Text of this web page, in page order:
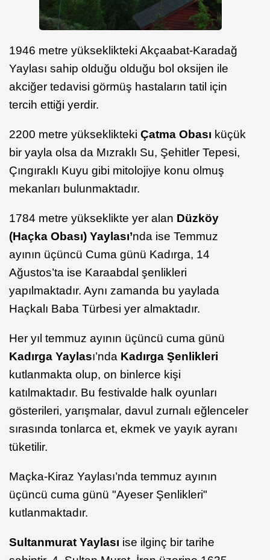
1946 metre yükseklikteki Akçaabat-Karadağ
Yaylası sahip olduğu olduğu bol oksijen ile
akciğer tedavisi görmüş hastaların tatil için
tercih ettiği yerdir.
2200 metre yükseklikteki Çatma Obası küçük
bir yayla olsa da Mızraklı Su, Şehitler Tepesi,
Çıngıraklı Kuyu gibi mitolojiye konu olmuş
mekanları bulunmaktadır.
1784 metre yükseklikte yer alan Düzköy
(Haçka Obası) Yaylası’nda ise Temmuz
ayının üçüncü Cuma günü Kadırga, 14
Ağustos’ta ise Karaabdal şenlikleri
yapılmaktadır. Aynı zamanda bu yaylada
Haçkalı Baba Türbesi yer almaktadır.
Her yıl temmuz ayının üçüncü cuma günü
Kadırga Yaylası’nda Kadırga Şenlikleri
kutlanmakta olup, on binlerce kişi
katılmaktadır. Bu festivalde halk oyunları
gösterileri, yarışmalar, davul zurnalı eğlenceler
sırasında tonlarca et, ekmek ve yayık ayranı
tüketilir.
Maçka-Kiraz Yaylası’nda temmuz ayının
üçüncü cuma günü "Ayeser Şenlikleri"
kutlanmaktadır.
Sultanmurat Yaylası ise ilginç bir tarihe